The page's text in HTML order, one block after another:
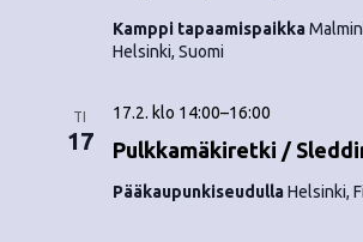
Kamppi tapaamispaikka
Helsinki, Suomi
TI
17 Pulkkamäkiretki /
17.2. klo 14:00–16:00
PääkaupunkiseudullaHelsinki,